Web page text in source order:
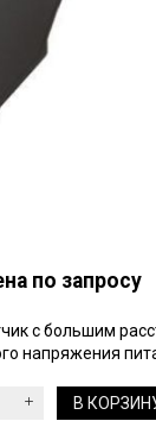
по запросу
с большим
напряжения
В